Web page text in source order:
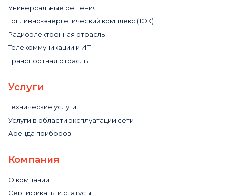
Универсальные решения
Топливно-энергетический комплекс (ТЭК)
Радиоэлектронная отрасль
Телекоммуникации и ИТ
Транспортная отрасль
Услуги
Технические услуги
Услуги в области эксплуатации сети
Аренда приборов
Компания
О компании
Сертификаты и статусы